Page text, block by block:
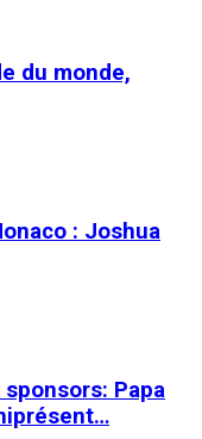
du monde,
: Joshua
Papa